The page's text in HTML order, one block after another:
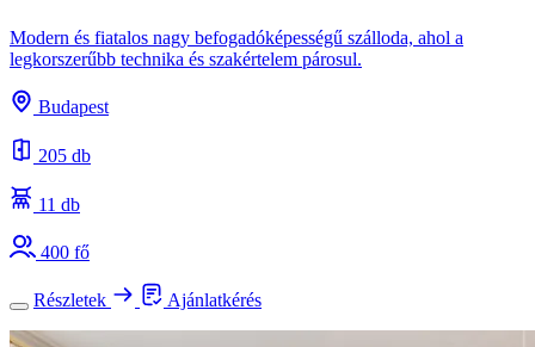
Modern és fiatalos nagy befogadóképességű szálloda, ahol a
legkorszerűbb technika és szakértelem párosul.
Budapest
205 db
11 db
400 fő
Részletek Ajánlatkérés